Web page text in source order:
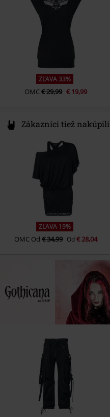
Weight/Grammage - T-Shirts
info@forplay.shop
ZĽAVA 33%
OMC€ 29,99 € 19,99
Zákazníci tiež nakúpili
ZĽAVA 19%
OMC Od€ 34,99 Od€ 28,04